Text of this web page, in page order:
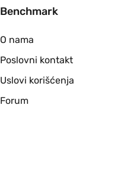
Benchmark
O nama
Poslovni kontakt
Uslovi korišćenja
Forum